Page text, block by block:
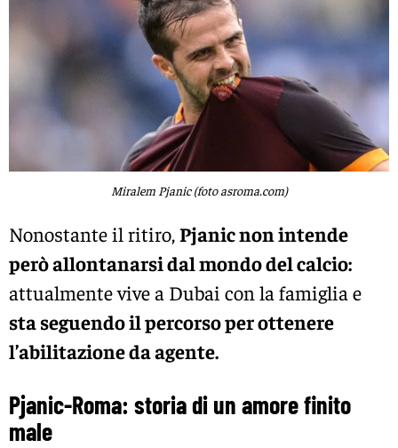
Miralem Pjanic (foto asroma.com)
Nonostante il ritiro,Pjanic non intende
però allontanarsi dal mondo del calcio:
attualmente vive a Dubai con la famiglia e
sta seguendo il percorso per ottenere
l’abilitazione da agente.
Pjanic-Roma: storia di un amore finito
male